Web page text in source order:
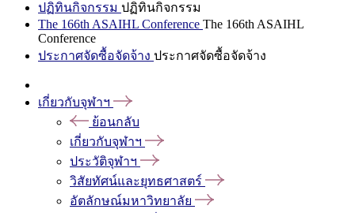
ปฏิทินกิจกรรม ปฏิทินกิจกรรม
The 166th ASAIHL Conference The 166th ASAIHL
Conference
ประกาศจัดซื้อจัดจ้าง ประกาศจัดซื้อจัดจ้าง
เกี่ยวกับจุฬาฯ
ย้อนกลับ
เกี่ยวกับจุฬาฯ
ประวัติจุฬาฯ
วิสัยทัศน์และยุทธศาสตร์
อัตลักษณ์มหาวิทยาลัย